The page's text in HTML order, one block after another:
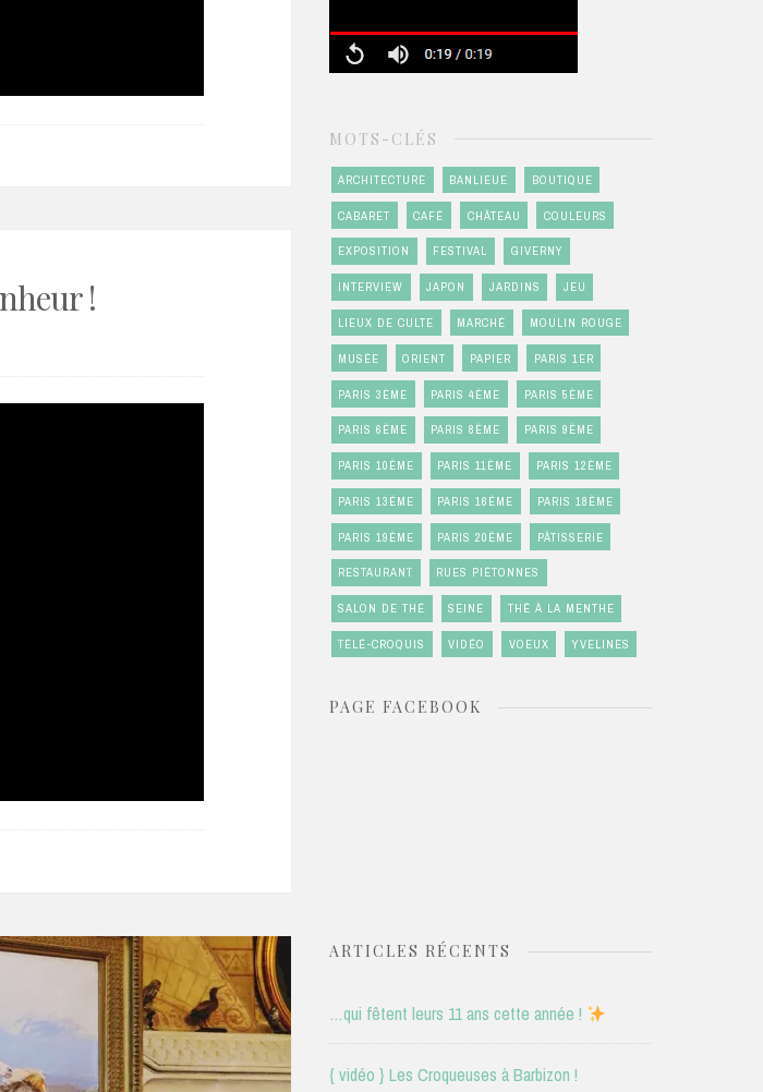
!
MOTS-CLÉS
ARCHITECTURE BANLIEUE BOUTIQUE
CABARET CAFÉ CHÂTEAU COULEURS
EXPOSITION FESTIVAL GIVERNY
INTERVIEW JAPON JARDINS JEU
LIEUX DE CULTE MARCHÉ MOULIN ROUGE
MUSÉE ORIENT PAPIER PARIS 1ER
PARIS 3ÈME PARIS 4ÈME PARIS 5ÈME
PARIS 6ÈME PARIS 8ÈME PARIS 9ÈME
PARIS 10ÈME PARIS 11ÈME PARIS 12ÈME
PARIS 13ÈME PARIS 16ÈME PARIS 18ÈME
PARIS 19ÈME PARIS 20ÈME PÂTISSERIE
RESTAURANT RUES PIÉTONNES
SALON DE THÉ SEINE THÉ À LA MENTHE
TÉLÉ-CROQUIS VIDÉO VOEUX YVELINES
PAGE FACEBOOK
ARTICLES RÉCENTS
…qui fêtent leurs 11 ans cette année !
{ vidéo } Les Croqueuses à Barbizon !